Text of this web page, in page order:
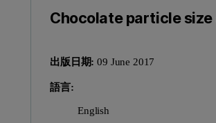
Chocolate particle
出版日期: 09 June 2017
語言:
English